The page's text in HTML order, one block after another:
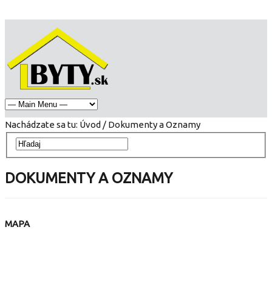
Nachádzate sa tu: Úvod / Dokumenty a Oznamy
DOKUMENTY A OZNAMY
MAPA